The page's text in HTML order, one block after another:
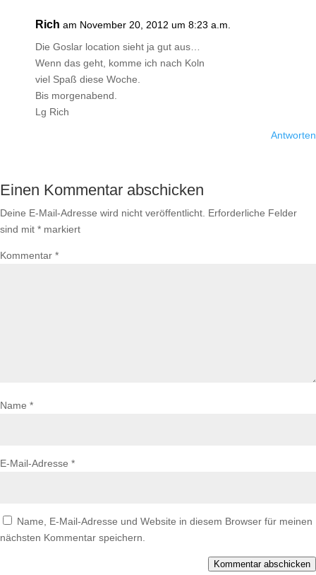
Rich am November 20, 2012 um 8:23 a.m.
Die Goslar location sieht ja gut aus…
Wenn das geht, komme ich nach Koln
viel Spaß diese Woche.
Bis morgenabend.
Lg Rich
Antworten
Einen Kommentar abschicken
Deine E-Mail-Adresse wird nicht veröffentlicht. Erforderliche Felder
sind mit * markiert
Kommentar *
Name *
E-Mail-Adresse *
Name, E-Mail-Adresse und Website in diesem Browser für meinen
nächsten Kommentar speichern.
Kommentar abschicken